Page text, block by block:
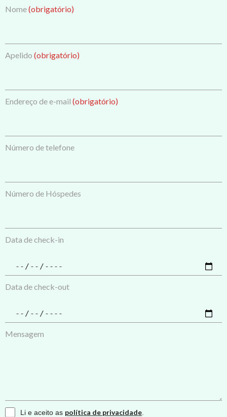
Nome(obrigatório)
Apelido (obrigatório)
Endereço de e-mail (obrigatório)
Número de telefone
Número de Hóspedes
Data de check-in
Data de check-out
Mensagem
Li e aceito as política de privacidade